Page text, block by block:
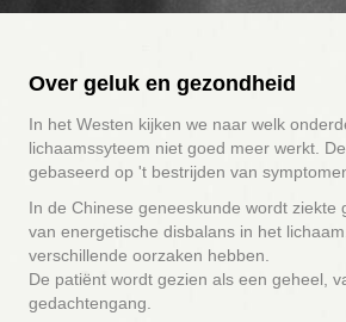
Over geluk en gezondheid
In het Westen kijken we naar welk
lichaamssyteem niet goed meer werkt.
gebaseerd op 't bestrijden van
In de Chinese geneeskunde wordt ziekte
van energetische disbalans in het
verschillende oorzaken hebben.
De patiënt wordt gezien als een geheel,
gedachtengang.